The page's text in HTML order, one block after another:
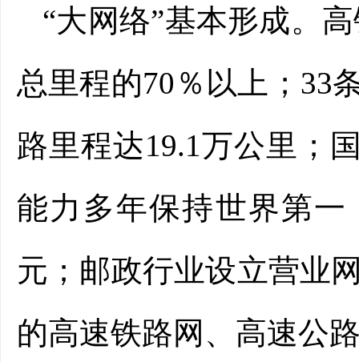
“大网络”基本形成。
总里程的70％以上；33
路里程达19.1万公里；
能力多年保持世界第一
元；邮政行业设立营业
的高速铁路网、高速公